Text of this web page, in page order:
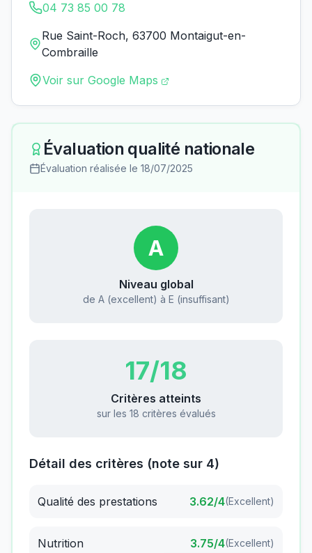
04 73 85 00 78
Rue Saint-Roch, 63700 Montaigut-en-
Combraille
Voir sur Google Maps
Évaluation qualité nationale
Évaluation réalisée le 18/07/2025
A
Niveau global
de A (excellent) à E (insuffisant)
17/18
Critères atteints
sur les 18 critères évalués
Détail des critères (note sur 4)
Qualité des prestations 3.62/4(Excellent)
Nutrition 3.75/4(Excellent)